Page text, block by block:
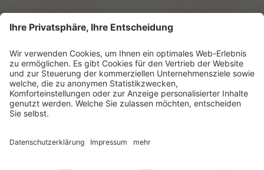
E-Mail
Ich habe dieDatenschutzerklärungzur Kenntnis
genommen.
NEWSLETTER ABONNIEREN